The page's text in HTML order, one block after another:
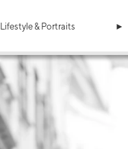
Lifestyle & Portraits